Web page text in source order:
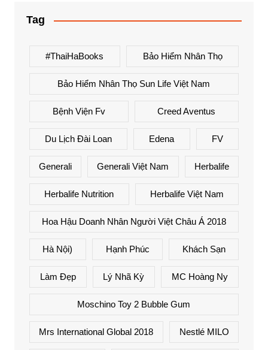
Tag
#ThaiHaBooks Bảo Hiểm Nhân Thọ
Bảo Hiểm Nhân Thọ Sun Life Việt Nam
Bệnh Viện Fv Creed Aventus
Du Lịch Đài Loan Edena FV
Generali Generali Việt Nam Herbalife
Herbalife Nutrition Herbalife Việt Nam
Hoa Hậu Doanh Nhân Người Việt Châu Á 2018
Hà Nội) Hạnh Phúc Khách Sạn
Làm Đẹp Lý Nhã Kỳ MC Hoàng Ny
Moschino Toy 2 Bubble Gum
Mrs International Global 2018 Nestlé MILO